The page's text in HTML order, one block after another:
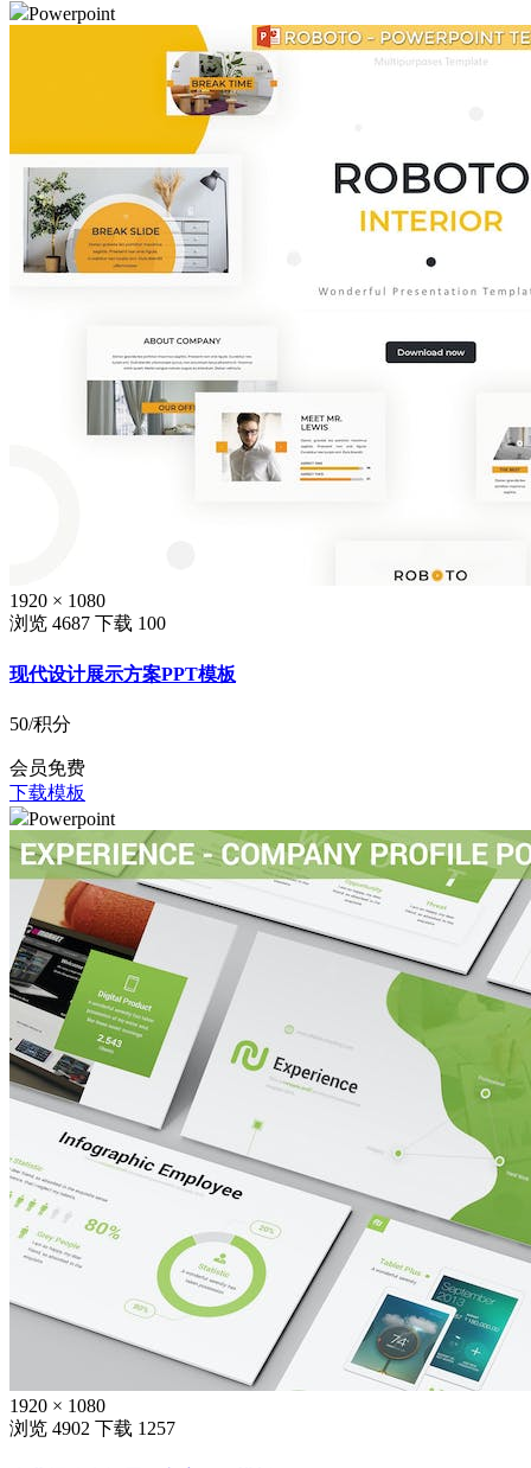
Powerpoint
1920 × 1080
浏览 4687 下载 100
现代设计展示方案PPT模板
50/积分
会员免费
下载模板
Powerpoint
1920 × 1080
浏览 4902 下载 1257